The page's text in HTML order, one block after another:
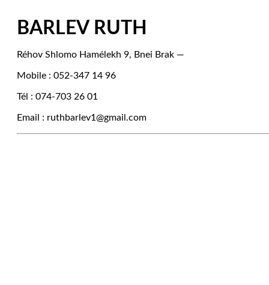
BARLEV RUTH
Réhov Shlomo Hamélekh 9, Bnei Brak —
Mobile : 052-347 14 96
Tél : 074-703 26 01
Email : ruthbarlev1@gmail.com